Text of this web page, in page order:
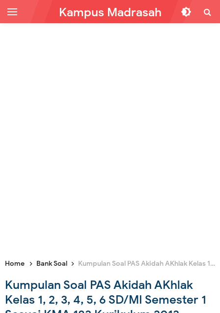
Kampus Madrasah
Home Bank Soal Kumpulan Soal PAS Akidah AKhlak Kelas 1, 2, 3, 4, 5, 6 SD/MI Semester 1 Sesuai KMA 183 Kurikulum 2013
Kumpulan Soal PAS Akidah AKhlak
Kelas 1, 2, 3, 4, 5, 6 SD/MI Semester 1